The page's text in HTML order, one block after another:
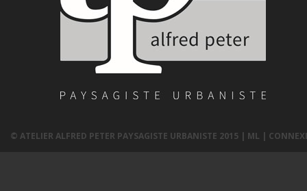
© ATELIER ALFRED PETER PAYSAGISTE URBANISTE 2015 | ML |